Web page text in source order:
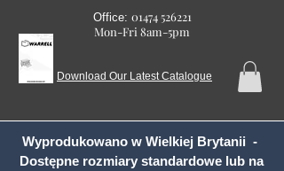
Office: 01474 526221
Mon-Fri 8am-5pm
Download Our Latest Catalogue
Wyprodukowano w Wielkiej Brytanii -
Dostępne rozmiary standardowe lub na